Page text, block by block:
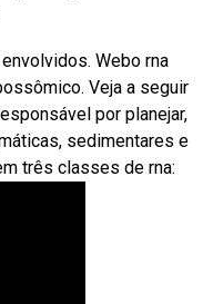
Webo rna
Veja a seguir
por planejar,
sedimentares e
três classes de rna: